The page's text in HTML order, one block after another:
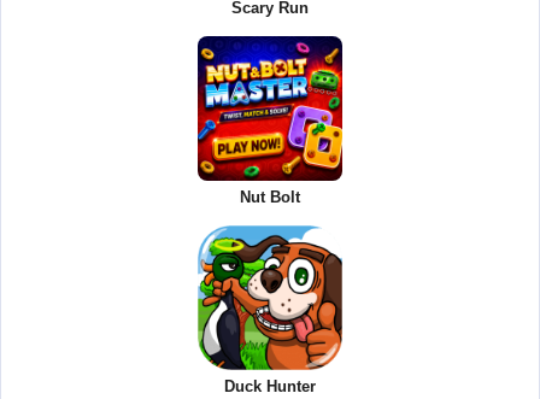
Scary Run
Nut Bolt
Duck Hunter